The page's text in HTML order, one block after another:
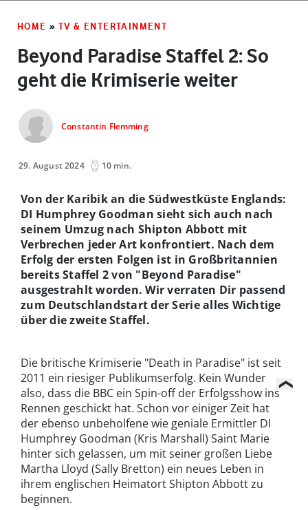
HOME » TV & ENTERTAINMENT
Beyond Paradise Staffel 2: So
geht die Krimiserie weiter
Constantin Flemming
29. August 2024 10 min.
Von der Karibik an die Südwestküste Englands:
DI Humphrey Goodman sieht sich auch nach
seinem Umzug nach Shipton Abbott mit
Verbrechen jeder Art konfrontiert. Nach dem
Erfolg der ersten Folgen ist in Großbritannien
bereits Staffel 2 von "Beyond Paradise"
ausgestrahlt worden. Wir verraten Dir passend
zum Deutschlandstart der Serie alles Wichtige
über die zweite Staffel.
Die britische Krimiserie "Death in Paradise" ist seit
2011 ein riesiger Publikumserfolg. Kein Wunder
also, dass die BBC ein Spin-off der Erfolgsshow ins
Rennen geschickt hat. Schon vor einiger Zeit hat
der ebenso unbeholfene wie geniale Ermittler DI
Humphrey Goodman (Kris Marshall) Saint Marie
hinter sich gelassen, um mit seiner großen Liebe
Martha Lloyd (Sally Bretton) ein neues Leben in
ihrem englischen Heimatort Shipton Abbott zu
beginnen.